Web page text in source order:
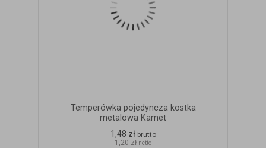
Temperówka pojedyncza kostka
metalowa Kamet
1,48 zł brutto
1,20 zł netto